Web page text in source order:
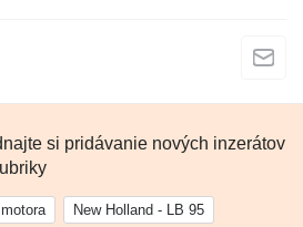
si pridávanie nových inzerátov
New Holland - LB 95